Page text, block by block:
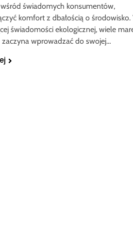
świadomych konsumentów,
komfort z dbałością o środowisko.
świadomości ekologicznej, wiele
wprowadzać do swojej…